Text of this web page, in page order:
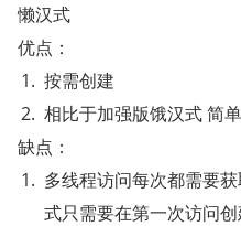
懒汉式
优点：
按需创建
相比于加强版饿汉式 简
缺点：
多线程访问每次都需要
式只需要在第一次访问创